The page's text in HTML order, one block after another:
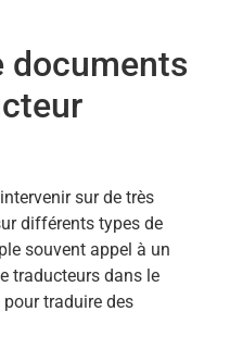
documents
sur de très
différents types de
souvent appel à un
traducteurs dans le
traduire des